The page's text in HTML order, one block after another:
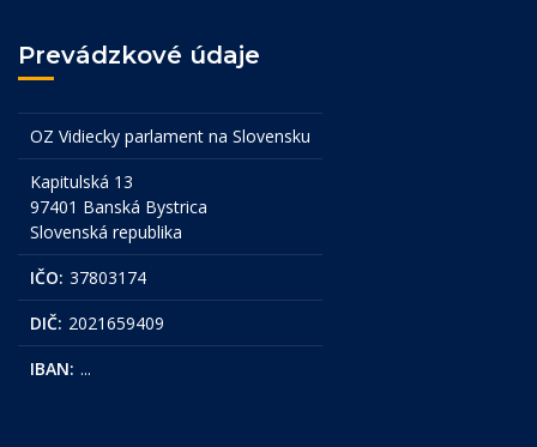
Prevádzkové údaje
OZ Vidiecky parlament na Slovensku
Kapitulská 13
97401 Banská Bystrica
Slovenská republika
IČO: 37803174
DIČ: 2021659409
IBAN: ...